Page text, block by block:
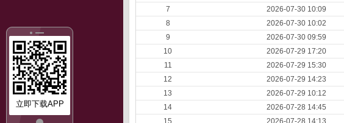
立即下载APP
7
2026-07-30 10:09
8
2026-07-30 10:02
9
2026-07-30 09:59
10
2026-07-29 17:20
11
2026-07-29 15:30
12
2026-07-29 14:23
13
2026-07-29 10:12
14
2026-07-28 14:45
15
2026-07-28 14:13